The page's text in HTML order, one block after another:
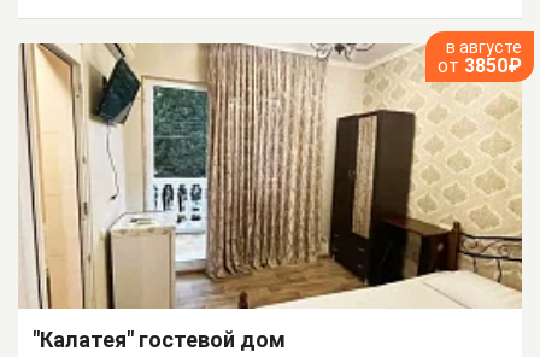
в августе
от 3850₽
"Калатея" гостевой дом